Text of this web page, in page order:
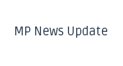
MP News Update